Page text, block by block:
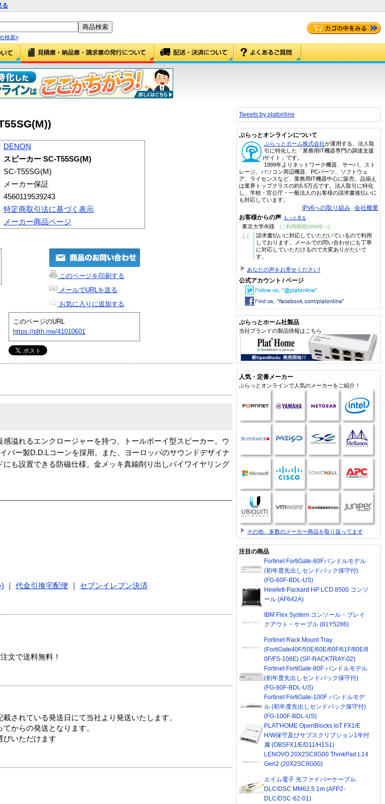
る
検索»
DENON
スピーカー SC-T55SG(M)
SC-T55SG(M)
メーカー保証
4560119539243
特定商取引法に基づく表示
メーカー商品ページ
このページを印刷する
メールでURLを送る
お気に入りに追加する
このページのURL
https://plth.me/41010601
溢れるエンクロージャーを持つ、トールボーイ型スピーカー。ウ
バー製D.D.Lコーンを採用。また、ヨーロッパのサウンドデザイナ
も設置できる防磁仕様。金メッキ真鍮削り出しバイワイヤリング
代金引換宅配便
セブンイレブン決済
文で送料無料！
されている発送日にて当社より発送いたします。
からの発送となります。
びいただけます
Tweets by platonline
ぷらっとオンラインについて
ぷらっとホーム株式会社が運用する、法人取
引に特化した「業務用IT機器専門の調達支援
サイト」です。
1999年よりネットワーク機器、サーバ、スト
レージ、パソコン周辺機器、PCパーツ、ソフトウェ
ア、ライセンスなど、業務用IT機器中心に販売。品揃え
は業界トップクラスの約5.5万点です。法人取引に特化
し、学校・官公庁・一般法人のお客様の請求書後払いに
も対応しています。
IPv6への取り組み 会社概要
お客様からの声 もっと見る
東京大学/K様 (ご利用期間2009年～)
“
請求書払いに対応していただいているので利用
しております。メールでの問い合わせにも丁寧
に対応していただけるので大変ありがたいで
す。
あなたの声をお寄せください!
公式アカウント / ページ
ぷらっとホーム社製品
当社ブランドの製品情報はこちら
人気・定番メーカー
ぷらっとオンラインで人気のメーカーをご紹介！
その他、多数のメーカー商品を取り扱ってます
注目の商品
Fortinet FortiGate-60Fバンドルモデル
(初年度先出しセンドバック保守付)
(FG-60F-BDL-US)
Hewlett-Packard HP LCD 8500 コンソ
ール (AF642A)
IBM Flex System コンソール・ブレイ
クアウト・ケーブル (81Y5286)
Fortinet Rack Mount Tray
(FortiGate40F/50E/60E/60F/61F/80E/8
0F/FS-108E) (SP-RACKTRAY-02)
Fortinet FortiGate-80F バンドルモデル
(初年度先出しセンドバック保守付)
(FG-80F-BDL-US)
Fortinet FortiGate-100F バンドルモデ
ル (初年度先出しセンドバック保守付)
(FG-100F-BDL-US)
PLAT'HOME OpenBlocks IoT FX1/E
H/W保守及びサブスクリプション1年付
属 (OBSFX1/E/D11/H1S1)
LENOVO 20X2SC8G00 ThinkPad L14
Gen2 (20X2SC8G00)
エイム電子 光ファイバーケーブル
DLC/DSC MM62.5 1m (AFP2-
DLC/DSC-62-01)